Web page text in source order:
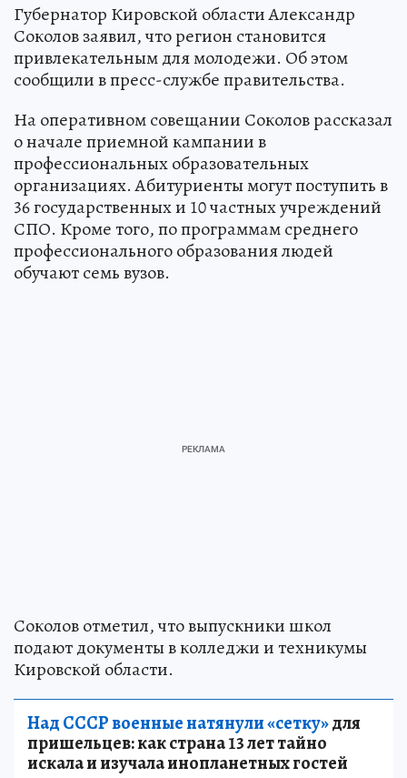
Губернатор Кировской области Александр
Соколов заявил, что регион становится
привлекательным для молодежи. Об этом
сообщили в пресс-службе правительства.
На оперативном совещании Соколов рассказал
о начале приемной кампании в
профессиональных образовательных
организациях. Абитуриенты могут поступить в
36 государственных и 10 частных учреждений
СПО. Кроме того, по программам среднего
профессионального образования людей
обучают семь вузов.
Соколов отметил, что выпускники школ
подают документы в колледжи и техникумы
Кировской области.
Над СССР военные натянули «сетку»для
пришельцев: как страна 13 лет тайно
искала и изучала инопланетных гостей